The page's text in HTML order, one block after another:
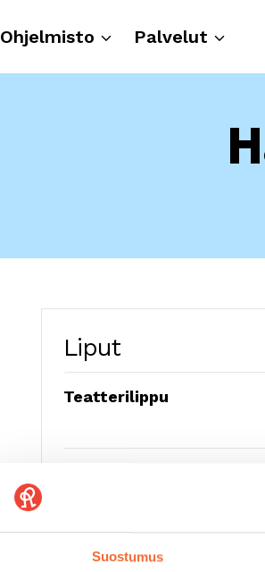
Suostumus
Ohjelmisto Palvelut
Liput
Teatterilippu